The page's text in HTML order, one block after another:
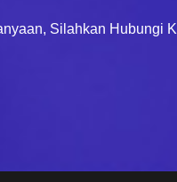
Silahkan Hubungi